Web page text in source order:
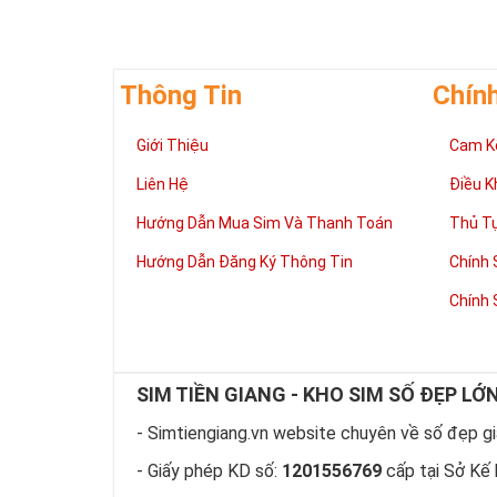
Giúp chủ nhân
Những người
mệnh tốt, dễ
Tiền tài và
thuận lợi hơn
tiến hơn
Thể hiện “Đẳng
Sim tứ quý 2
hữu dòng sim
này, bởi vậy
Thông Tin
Giới Thiệu
Liên Hệ
Hướng Dẫn Mua Sim Và Thanh Toán
Hướng Dẫn Đăng Ký Thông Tin
Cam
Điều
Thủ
Chính
Chính
SIM TIỀN GIANG - KHO SIM SỐ ĐẸP
- Simtiengiang.vn website chuyên về số đẹp
- Giấy phép KD số: 1201556769 cấp tại Sở Kế